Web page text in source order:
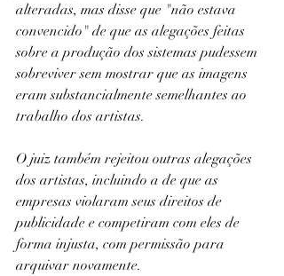
alteradas, mas disse que "não estava
convencido" de que as alegações feitas
sobre a produção dos sistemas pudessem
sobreviver sem mostrar que as imagens
eram substancialmente semelhantes ao
trabalho dos artistas.
O juiz também rejeitou outras alegações
dos artistas, incluindo a de que as
empresas violaram seus direitos de
publicidade e competiram com eles de
forma injusta, com permissão para
arquivar novamente.